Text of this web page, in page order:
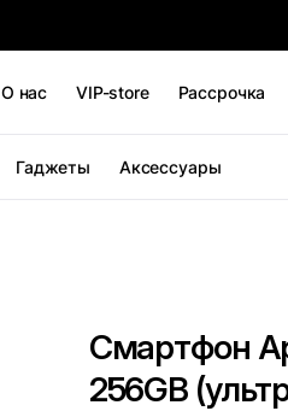
О нас VIP-store Рассрочка
Гаджеты Аксессуары
Смартфон
256GB